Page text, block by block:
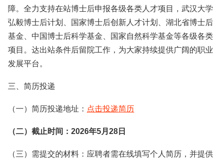
障。全力支持在站博士后申报各级各类人才项目，武汉大学
弘毅博士后计划、国家博士后创新人才计划、湖北省博士后
基金、中国博士后科学基金、国家自然科学基金等各级各类
项目。达出站条件后留院工作，为大家持续提供广阔的职业
发展平台。
三、简历投递
（一）简历投递地址： 点击投递简历
（二）截止时间：2026年5月28日
（三）需提交的材料：应聘者需在线填写个人简历，并提供